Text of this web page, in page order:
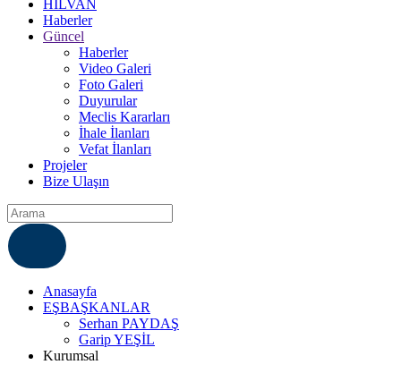
HİLVAN
Haberler
Güncel
Haberler
Video Galeri
Foto Galeri
Duyurular
Meclis Kararları
İhale İlanları
Vefat İlanları
Projeler
Bize Ulaşın
Anasayfa
EŞBAŞKANLAR
Serhan PAYDAŞ
Garip YEŞİL
Kurumsal